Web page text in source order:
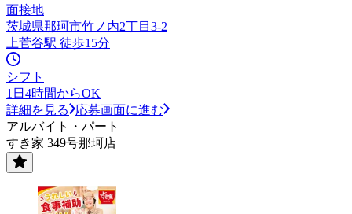
面接地
茨城県那珂市竹ノ内2丁目3-2
上菅谷駅 徒歩15分
シフト
1日4時間からOK
詳細を見る
応募画面に進む
アルバイト・パート
すき家 349号那珂店